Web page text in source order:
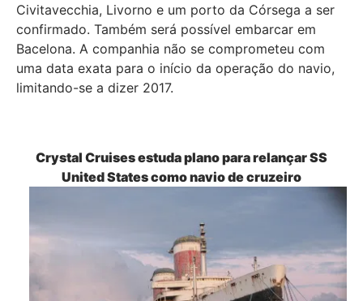
Civitavecchia, Livorno e um porto da Córsega a ser
confirmado. Também será possível embarcar em
Bacelona. A companhia não se comprometeu com
uma data exata para o início da operação do navio,
limitando-se a dizer 2017.
Crystal Cruises estuda plano para relançar SS
United States como navio de cruzeiro